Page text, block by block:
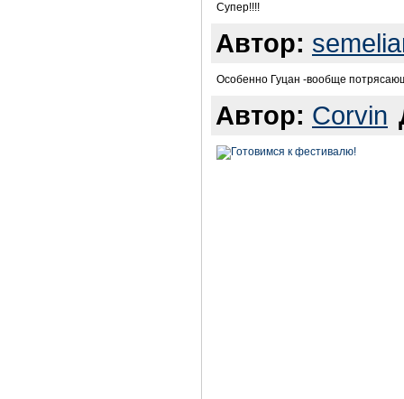
Супер!!!!
Автор:
Особенно Гуцан -вообще
Автор: Corvin